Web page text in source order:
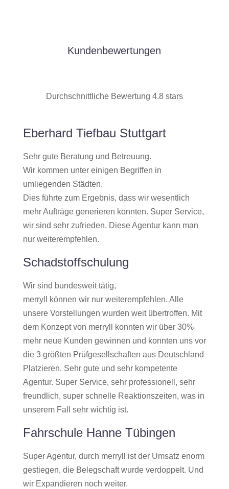
Kundenbewertungen
Durchschnittliche Bewertung 4.8 stars
Eberhard Tiefbau Stuttgart
Sehr gute Beratung und Betreuung.
Wir kommen unter einigen Begriffen in
umliegenden Städten.
Dies führte zum Ergebnis, dass wir wesentlich
mehr Aufträge generieren konnten. Super Service,
wir sind sehr zufrieden. Diese Agentur kann man
nur weiterempfehlen.
Schadstoffschulung
Wir sind bundesweit tätig,
merryll können wir nur weiterempfehlen. Alle
unsere Vorstellungen wurden weit übertroffen. Mit
dem Konzept von merryll konnten wir über 30%
mehr neue Kunden gewinnen und konnten uns vor
die 3 größten Prüfgesellschaften aus Deutschland
Platzieren. Sehr gute und sehr kompetente
Agentur. Super Service, sehr professionell, sehr
freundlich, super schnelle Reaktionszeiten, was in
unserem Fall sehr wichtig ist.
Fahrschule Hanne Tübingen
Super Agentur, durch merryll ist der Umsatz enorm
gestiegen, die Belegschaft wurde verdoppelt. Und
wir Expandieren noch weiter.